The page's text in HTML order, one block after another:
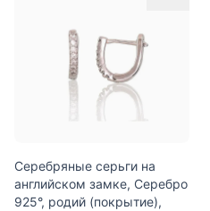
Серебряные серьги на
английском замке, Серебро
925°, родий (покрытие),